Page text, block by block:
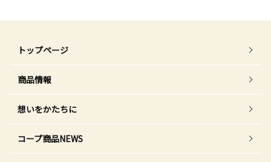
トップページ
商品情報
想いをかたちに
コープ商品NEWS